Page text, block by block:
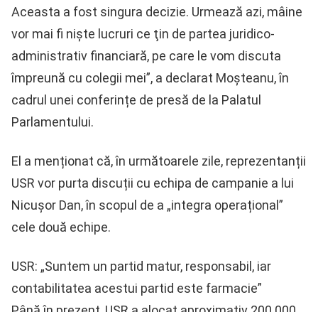
Aceasta a fost singura decizie. Urmează azi, mâine
vor mai fi nişte lucruri ce ţin de partea juridico-
administrativ financiară, pe care le vom discuta
împreună cu colegii mei”, a declarat Moşteanu, în
cadrul unei conferințe de presă de la Palatul
Parlamentului.
El a menționat că, în următoarele zile, reprezentanții
USR vor purta discuții cu echipa de campanie a lui
Nicușor Dan, în scopul de a „integra operațional”
cele două echipe.
USR: „Suntem un partid matur, responsabil, iar
contabilitatea acestui partid este farmacie”